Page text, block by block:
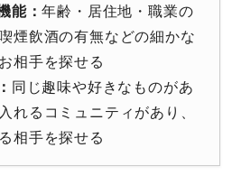
能：年齢・居住地・職業の
煙飲酒の有無などの細かな
相手を探せる
同じ趣味や好きなものがあ
れるコミュニティがあり、
相手を探せる